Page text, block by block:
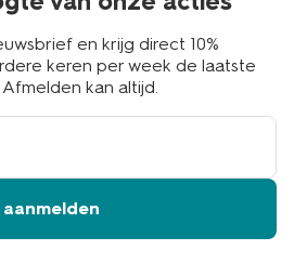
en krijg direct 10%
keren per week de laatste
kan altijd.
aanmelden